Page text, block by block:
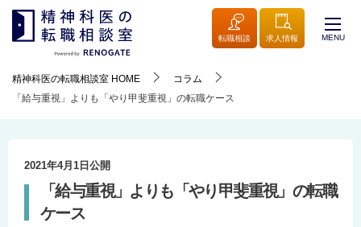
転職相談 求人情報 MENU
精神科医の転職相談室 HOME
コラム
「給与重視」よりも「やり甲斐重視」の転職ケース
2021年4月1日 公開
「給与重視」よりも「やり甲斐重視」の転職
ケース